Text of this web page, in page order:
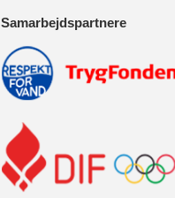
Samarbejdspartnere